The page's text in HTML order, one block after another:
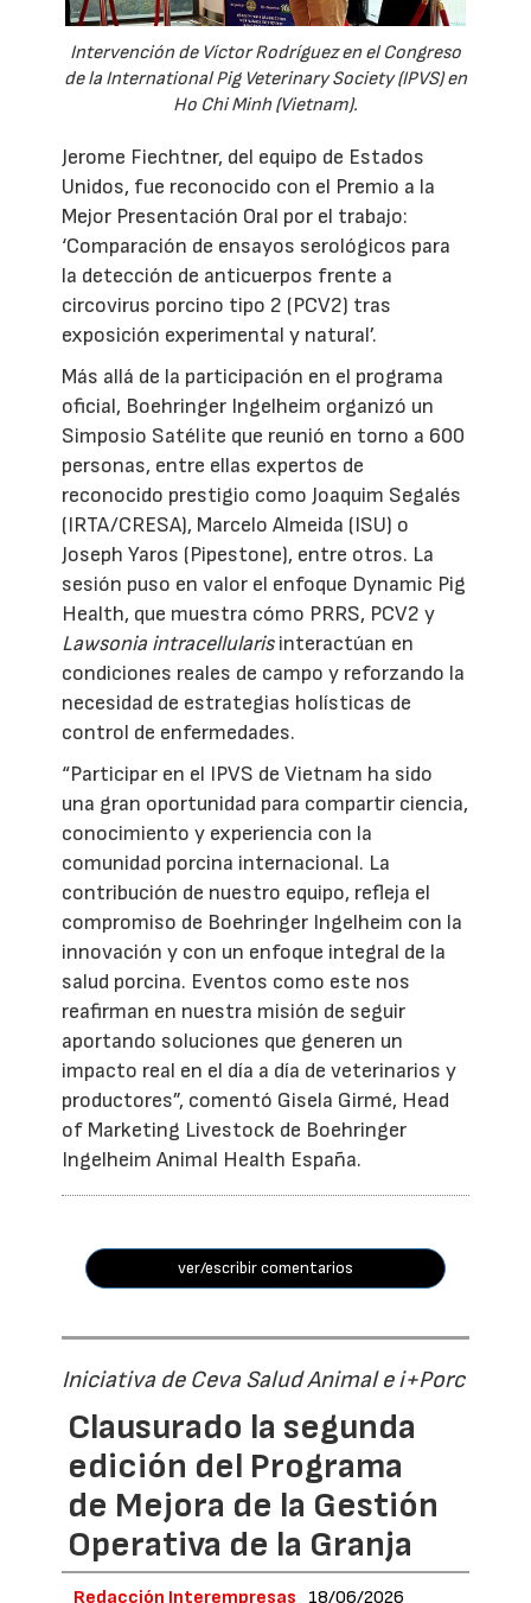
Intervención de Víctor Rodríguez en el Congreso
de la International Pig Veterinary Society (IPVS) en
Ho Chi Minh (Vietnam).
Jerome Fiechtner, del equipo de Estados
Unidos, fue reconocido con el Premio a la
Mejor Presentación Oral por el trabajo:
‘Comparación de ensayos serológicos para
la detección de anticuerpos frente a
circovirus porcino tipo 2 (PCV2) tras
exposición experimental y natural’.
Más allá de la participación en el programa
oficial, Boehringer Ingelheim organizó un
Simposio Satélite que reunió en torno a 600
personas, entre ellas expertos de
reconocido prestigio como Joaquim Segalés
(IRTA/CRESA), Marcelo Almeida (ISU) o
Joseph Yaros (Pipestone), entre otros. La
sesión puso en valor el enfoque Dynamic Pig
Health, que muestra cómo PRRS, PCV2 y
Lawsonia intracellularisinteractúan en
condiciones reales de campo y reforzando la
necesidad de estrategias holísticas de
control de enfermedades.
“Participar en el IPVS de Vietnam ha sido
una gran oportunidad para compartir ciencia,
conocimiento y experiencia con la
comunidad porcina internacional. La
contribución de nuestro equipo, refleja el
compromiso de Boehringer Ingelheim con la
innovación y con un enfoque integral de la
salud porcina. Eventos como este nos
reafirman en nuestra misión de seguir
aportando soluciones que generen un
impacto real en el día a día de veterinarios y
productores”, comentó Gisela Girmé, Head
of Marketing Livestock de Boehringer
Ingelheim Animal Health España.
ver/escribir comentarios
Iniciativa de Ceva Salud Animal e i+Porc
Clausurado la segunda
edición del Programa
de Mejora de la Gestión
Operativa de la Granja
Redacción Interempresas 18/06/2026